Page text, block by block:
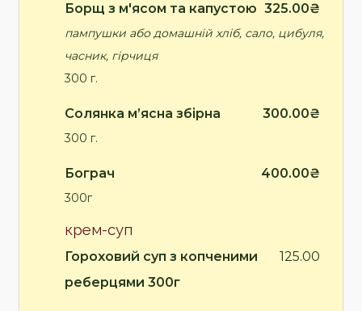
Борщ з м'ясом та капустою 325.00₴
пампушки або домашній хліб, сало, цибуля,
часник, гірчиця
300 г.
Солянка м’ясна збірна 300.00₴
300 г.
Бограч 400.00₴
300г
крем-суп
Гороховий суп з копченими
реберцями 300г
125.00